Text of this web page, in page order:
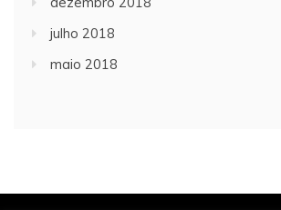
julho 2018
maio 2018